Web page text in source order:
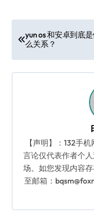
章
导
航
yun os 和安卓到底
么关系？
【声明】：132手
言论仅代表作者个
场。如您发现内容
至邮箱：